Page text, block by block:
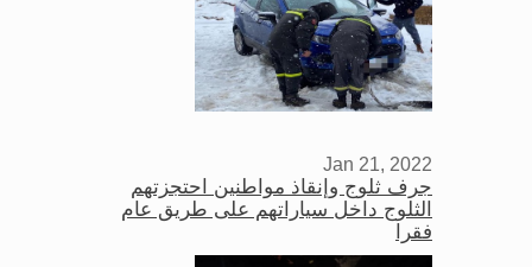
Jan 21, 2022
جرف ثلوج وإنقاذ مواطنين احتجزتهم
الثلوج داخل سياراتهم على طريق عام
فقرا